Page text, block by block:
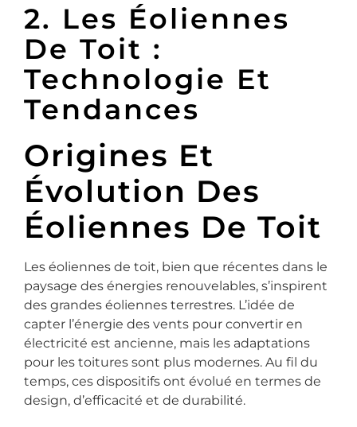
2. Les Éoliennes
De Toit :
Technologie Et
Tendances
Origines Et
Évolution Des
Éoliennes De Toit
Les éoliennes de toit, bien que récentes dans le
paysage des énergies renouvelables, s’inspirent
des grandes éoliennes terrestres. L’idée de
capter l’énergie des vents pour convertir en
électricité est ancienne, mais les adaptations
pour les toitures sont plus modernes. Au fil du
temps, ces dispositifs ont évolué en termes de
design, d’efficacité et de durabilité.